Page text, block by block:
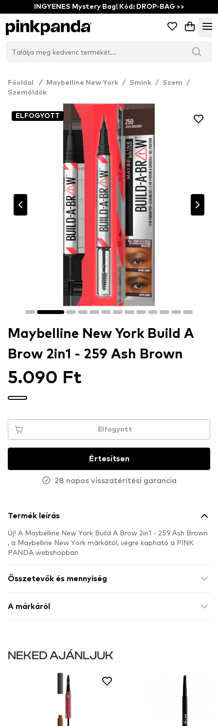
INGYENES Mystery Bag! Kód: DROP-BAG >>
Főoldal / Maybelline New York / Smink / Szem
/
Szemöldök
ELFOGYOTT
Maybelline New York Build A
Brow 2in1 - 259 Ash Brown
5.090 Ft
Elfogyott
Értesítsen
28 napos visszatérítési garancia
Termék leírás
Új! A Maybelline New York Build A Brow 2in1 - 259 Ash Brown
, a Maybelline New York márkától, végre kapható a PINK
PANDA webshopban
Összetevők és mennyiség
A márkáról
NEKED AJÁNLJUK